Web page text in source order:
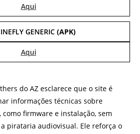
Aqui
GENERIC (APK)
Aqui
do AZ esclarece que o site é
informações técnicas sobre
firmware e instalação, sem
pirataria audiovisual. Ele reforça o